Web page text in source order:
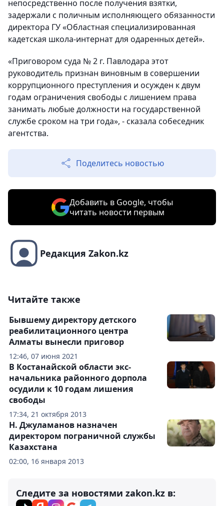
непосредственно после получения взятки,
задержали с поличным исполняющего обязанности
директора ГУ «Областная специализированная
кадетская школа-интернат для одаренных детей».
«Приговором суда № 2 г. Павлодара этот
руководитель признан виновным в совершении
коррупционного преступления и осужден к двум
годам ограничения свободы с лишением права
занимать любые должности на государственной
службе сроком на три года», - сказала собеседник
агентства.
Поделитесь новостью
Добавить в Google, чтобы
читать новости первым
Редакция Zakon.kz
Читайте также
12:46, 07 июня 2021
Бывшему директору детского
реабилитационного центра
Алматы вынесли приговор
17:34, 21 октября 2013
В Костанайской области экс-
начальника районного дорпола
осудили к 10 годам лишения
свободы
02:00, 16 января 2013
Н. Джуламанов назначен
директором пограничной службы
Казахстана
Следите за новостями zakon.kz в: